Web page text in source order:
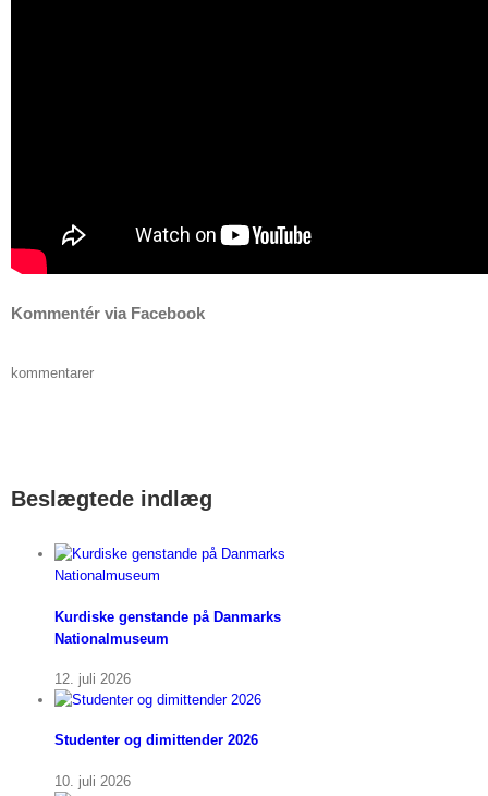
Kommentér via Facebook
kommentarer
Beslægtede indlæg
Kurdiske genstande på Danmarks
Nationalmuseum
12. juli 2026
Studenter og dimittender 2026
10. juli 2026